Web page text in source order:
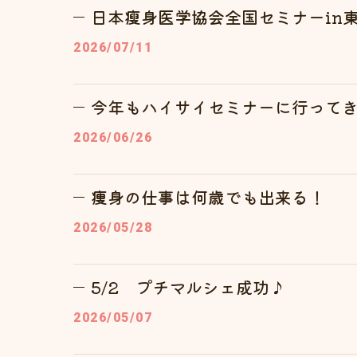
日本瘦身医学協会全国セミナーin
2026/07/11
今年もハイサイセミナーに行って
2026/06/26
痩身の仕事は何歳でも出来る！
2026/05/28
5/2 プチマルシェ成功♪
2026/05/07